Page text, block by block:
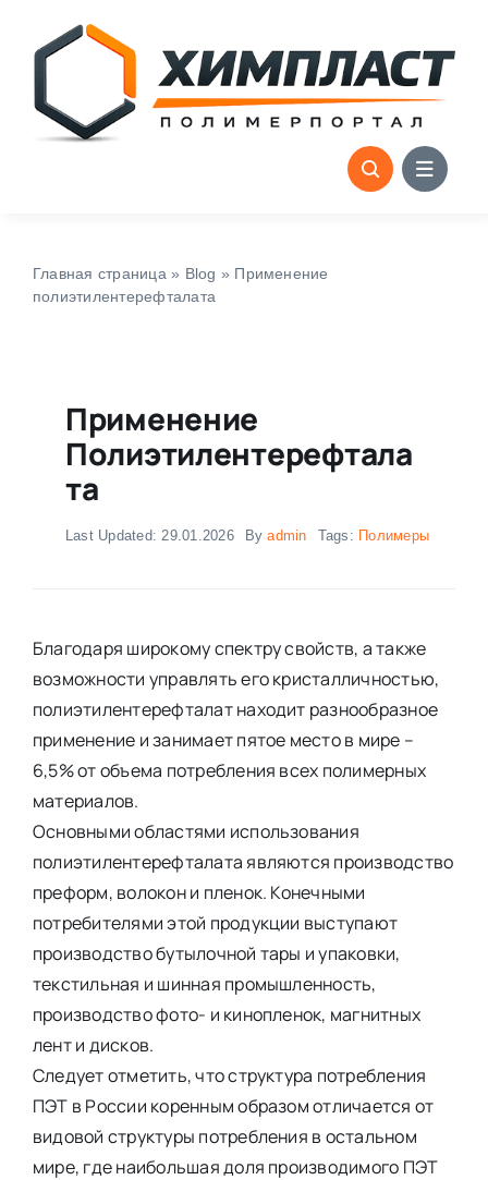
content
Главная страница » Blog » Применение
полиэтилентерефталата
Применение
Полиэтилентерефтала
Та
Last Updated: 29.01.2026 Byadmin Tags: Полимеры
Благодаря широкому спектру свойств, а также
возможности управлять его кристалличностью,
полиэтилентерефталат находит разнообразное
применение и занимает пятое место в мире –
6,5% от объема потребления всех полимерных
материалов.
Основными областями использования
полиэтилентерефталата являются производство
преформ, волокон и пленок. Конечными
потребителями этой продукции выступают
производство бутылочной тары и упаковки,
текстильная и шинная промышленность,
производство фото- и кинопленок, магнитных
лент и дисков.
Следует отметить, что структура потребления
ПЭТ в России коренным образом отличается от
видовой структуры потребления в остальном
мире, где наибольшая доля производимого ПЭТ